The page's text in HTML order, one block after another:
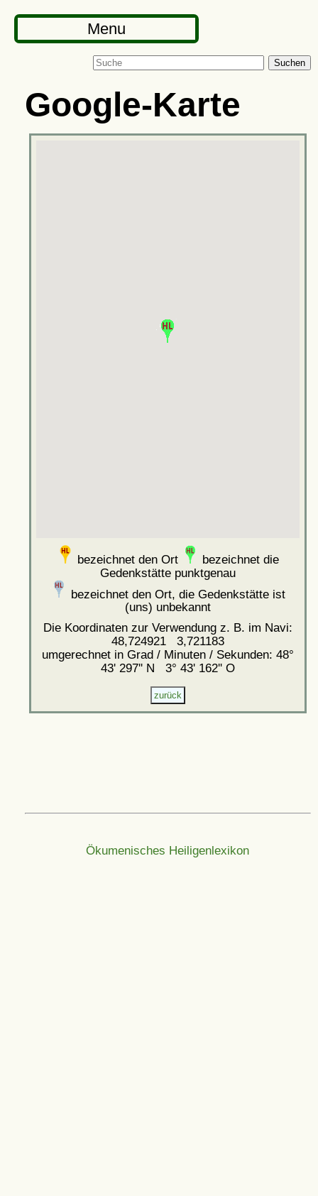
Menu
Suchen
Google-Karte
bezeichnet den Ort
bezeichnet die
Gedenkstätte punktgenau
bezeichnet den Ort, die Gedenkstätte ist
(uns) unbekannt
Die Koordinaten zur Verwendung z. B. im Navi:
48,724921 3,721183
umgerechnet in Grad / Minuten / Sekunden: 48°
43' 297'' N 3° 43' 162'' O
Ökumenisches Heiligenlexikon